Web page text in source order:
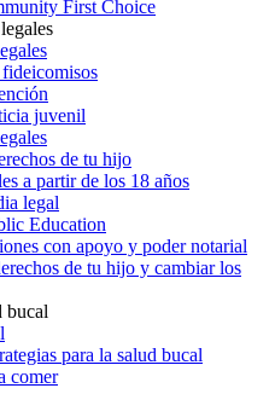
First Choice
juvenil
de tu hijo
a partir de los 18 años
legal
Education
con apoyo y poder notarial
de tu hijo y cambiar los
bucal
para la salud bucal
comer